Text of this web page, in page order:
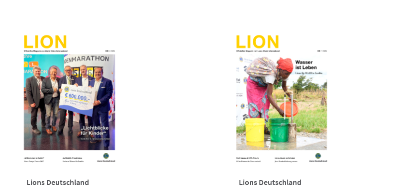
Lions Deutschland Lions Deutschland